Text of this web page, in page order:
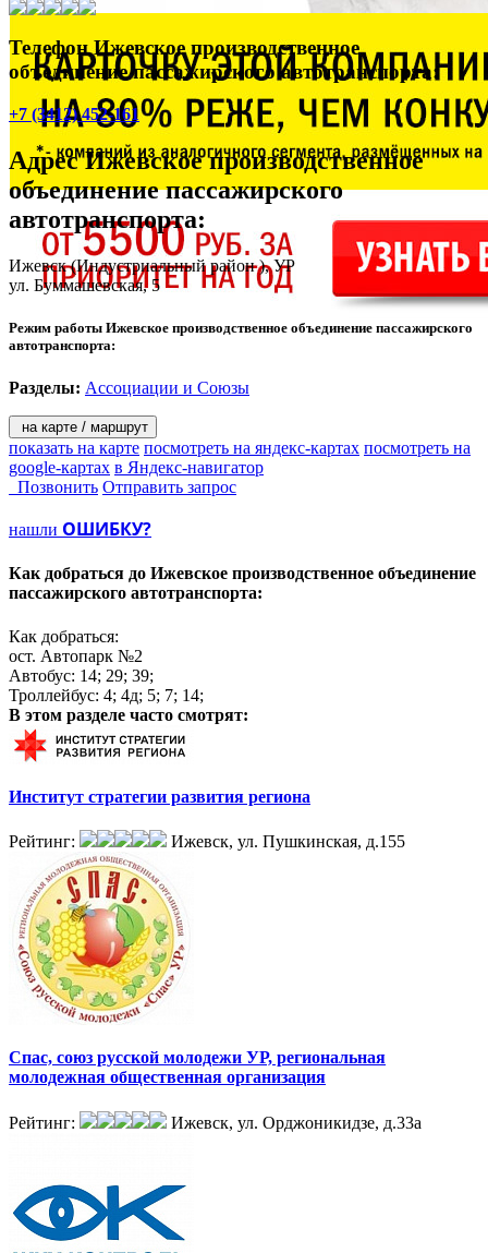
Телефон Ижевское производственное
объединение пассажирского автотранспорта:
+7 (3412) 452-161
АдресИжевское производственное
объединение пассажирского
автотранспорта:
Ижевск(Индустриальный район ), УР
ул. Буммашевская, 5
Режим работы Ижевское производственное объединение пассажирского
автотранспорта:
Разделы: Ассоциации и Союзы
на карте / маршрут
показать на карте посмотреть на яндекс-картах посмотреть на
google-картах в Яндекс-навигатор
Позвонить Отправить запрос
нашли ОШИБКУ?
Как добраться до Ижевское производственное объединение
пассажирского автотранспорта:
Как добраться:
ост. Автопарк №2
Автобус: 14; 29; 39;
Троллейбус: 4; 4д; 5; 7; 14;
В этом разделе часто смотрят:
Институт стратегии развития региона
Рейтинг: Ижевск, ул. Пушкинская, д.155
Спас, союз русской молодежи УР, региональная
молодежная общественная организация
Рейтинг: Ижевск, ул. Орджоникидзе, д.33а